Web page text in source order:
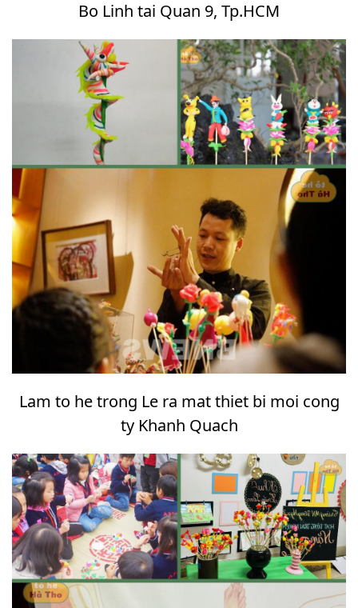
Bo Linh tai Quan 9, Tp.HCM
Lam to he trong Le ra mat thiet bi moi cong
ty Khanh Quach